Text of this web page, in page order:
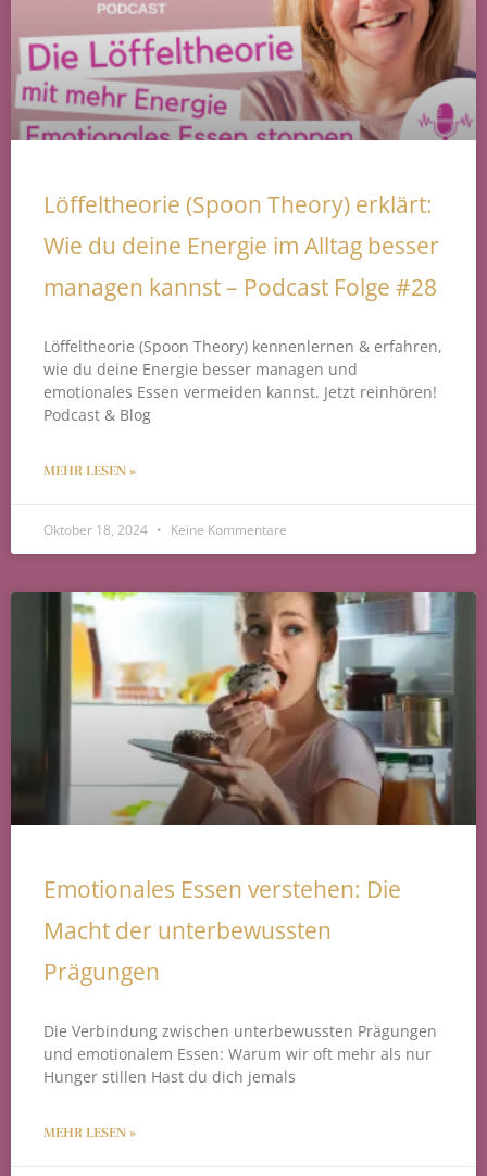
Löffeltheorie (Spoon Theory) erklärt:
Wie du deine Energie im Alltag besser
managen kannst – Podcast Folge #28
Löffeltheorie (Spoon Theory) kennenlernen & erfahren,
wie du deine Energie besser managen und
emotionales Essen vermeiden kannst. Jetzt reinhören!
Podcast & Blog
MEHR LESEN »
Oktober 18, 2024 Keine Kommentare
Emotionales Essen verstehen: Die
Macht der unterbewussten
Prägungen
Die Verbindung zwischen unterbewussten Prägungen
und emotionalem Essen: Warum wir oft mehr als nur
Hunger stillen Hast du dich jemals
MEHR LESEN »